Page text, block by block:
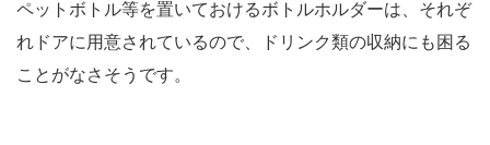
ペットボトル等を置いておけるボトルホルダーは、それぞ
れドアに用意されているので、ドリンク類の収納にも困る
ことがなさそうです。